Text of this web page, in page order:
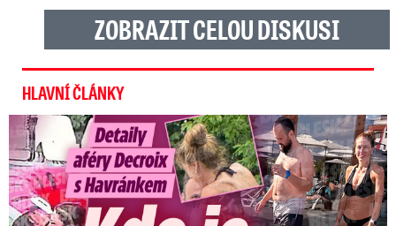
ZOBRAZIT CELOU DISKUSI
HLAVNÍ ČLÁNKY
Detaily aféry Decroix s Havránkem: Kdo je tady královna?